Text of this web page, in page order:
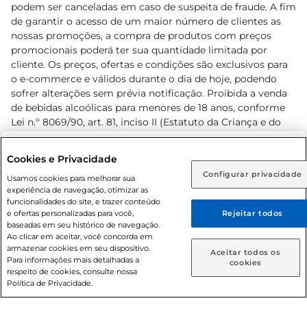
Rio de Janeiro (RJ) Goiás (GO)
Ou
Caso queira comprar online, informe como deseja receber
suas compras:
Entrega em casa Retire em Loja
podem ser canceladas em caso de suspeita de fraude. A fim
de garantir o acesso de um maior número de clientes as
nossas promoções, a compra de produtos com preços
promocionais poderá ter sua quantidade limitada por
cliente. Os preços, ofertas e condições são exclusivos para
o e-commerce e válidos durante o dia de hoje, podendo
sofrer alterações sem prévia notificação. Proibida a venda
de bebidas alcoólicas para menores de 18 anos, conforme
Lei n.º 8069/90, art. 81, inciso II (Estatuto da Criança e do
Adolescente). Preços e condições exclusivos para o
prévio. O valor mínimo para as compras on-line é de R$
80,00.
© 2026 Copyright. Todos os direitos
reservados Prezunic.
Cookies e Privacidade
Usamos cookies para melhorar sua
experiência de navegação, otimizar as
funcionalidades do site, e trazer conteúdo
e ofertas personalizadas para você,
baseadas em seu histórico de navegação.
Ao clicar em aceitar, você concorda em
armazenar cookies em seu dispositivo.
Para informações mais detalhadas a
respeito de cookies, consulte nossa
Política de Privacidade.
Configurar privacidade
Rejeitar todos
Aceitar todos os
cookies